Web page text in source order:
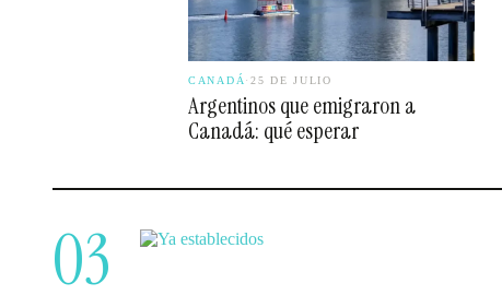
CANADÁ · 25 DE JULIO
Argentinos que emigraron a
Canadá: qué esperar
03